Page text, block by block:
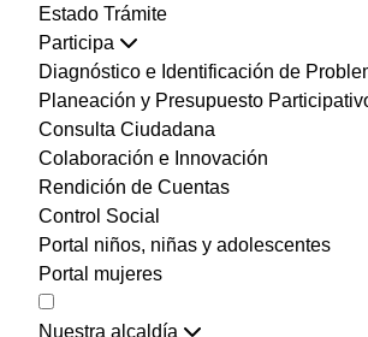
Estado Trámite
Participa
Diagnóstico e Identificación de
Planeación y Presupuesto
Consulta Ciudadana
Colaboración e Innovación
Rendición de Cuentas
Control Social
Portal niños, niñas y adolescentes
Portal mujeres
Nuestra alcaldía